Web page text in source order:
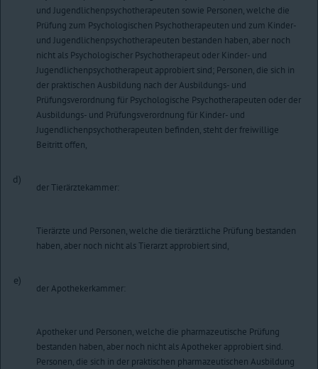
und Jugendlichenpsychotherapeuten sowie Personen, welche die
Prüfung zum Psychologischen Psychotherapeuten und zum Kinder-
und Jugendlichenpsychotherapeuten bestanden haben, aber noch
nicht als Psychologischer Psychotherapeut oder Kinder- und
Jugendlichenpsychotherapeut approbiert sind; Personen, die sich in
der praktischen Ausbildung nach der Ausbildungs- und
Prüfungsverordnung für Psychologische Psychotherapeuten oder der
Ausbildungs- und Prüfungsverordnung für Kinder- und
Jugendlichenpsychotherapeuten befinden, steht der freiwillige
Beitritt offen,
d)
der Tierärztekammer:
Tierärzte und Personen, welche die tierärztliche Prüfung bestanden
haben, aber noch nicht als Tierarzt approbiert sind,
e)
der Apothekerkammer:
Apotheker und Personen, welche die pharmazeutische Prüfung
bestanden haben, aber noch nicht als Apotheker approbiert sind.
Personen, die sich in der praktischen pharmazeutischen Ausbildung